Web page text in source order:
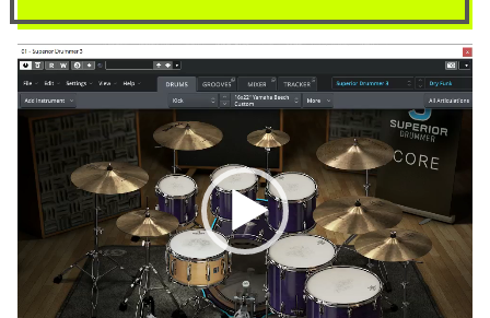
動
画
プ
レ